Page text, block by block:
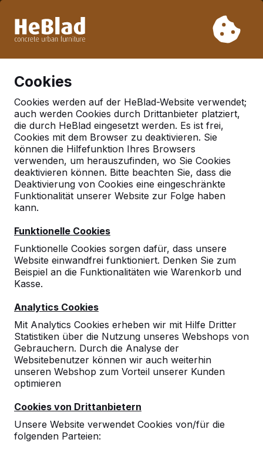
Woche 33 nicht. Bitte berücksichtigen Sie daher längere
Cookies
Cookies werden auf der HeBlad-Website verwendet;
auch werden Cookies durch Drittanbieter platziert,
die durch HeBlad eingesetzt werden. Es ist frei,
Cookies mit dem Browser zu deaktivieren. Sie
können die Hilfefunktion Ihres Browsers
verwenden, um herauszufinden, wo Sie Cookies
deaktivieren können. Bitte beachten Sie, dass die
Deaktivierung von Cookies eine eingeschränkte
Funktionalität unserer Website zur Folge haben
kann.
Funktionelle Cookies
Funktionelle Cookies sorgen dafür, dass unsere
Website einwandfrei funktioniert. Denken Sie zum
Beispiel an die Funktionalitäten wie Warenkorb und
Kasse.
Analytics Cookies
Mit Analytics Cookies erheben wir mit Hilfe Dritter
Statistiken über die Nutzung unseres Webshops von
Gebrauchern. Durch die Analyse der
Websitebenutzer können wir auch weiterhin
unseren Webshop zum Vorteil unserer Kunden
optimieren
Cookies von Drittanbietern
Unsere Website verwendet Cookies von/für die
folgenden Parteien:
Deutschland
Referenties in:Laatzen
Geen reviews gevonden voor deze
locatie.
Referenzen